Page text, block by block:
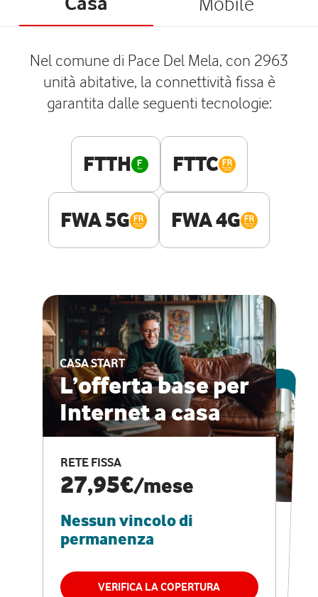
Nel comune di Pace Del Mela, con 2963
unità abitative, la connettività fissa è
garantita dalle seguenti tecnologie:
FTTH FTTC
FWA 5G FWA 4G
CASA START
L’offerta base per
Internet a casa
RETE FISSA
27,95€/mese
Nessun vincolo di
permanenza
VERIFICA LA COPERTURA
ESCLUSIVA ONLINE
CASA PRO
Internet veloce e
vantaggi speciali
RETE FISSA + VODAFONE CLUB
29,95€
permanenza